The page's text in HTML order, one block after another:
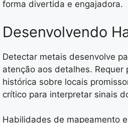
forma divertida e engajadora.
Desenvolvendo
Detectar metais desenvolve
atenção aos detalhes. Requer
histórica sobre locais
crítico para interpretar sinais
Habilidades de mapeamento